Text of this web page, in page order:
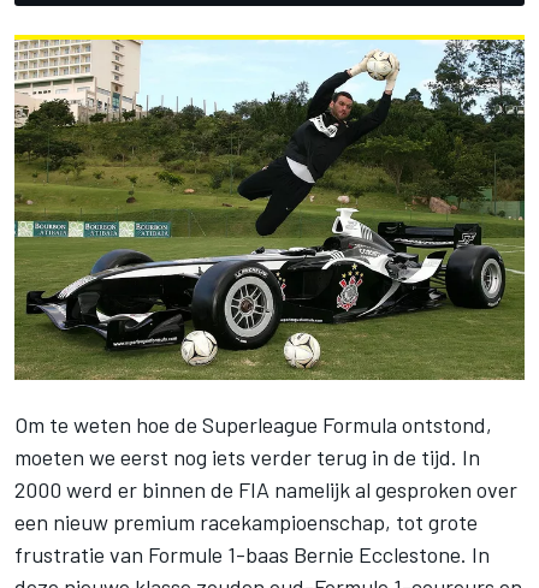
Om te weten hoe de Superleague Formula ontstond,
moeten we eerst nog iets verder terug in de tijd. In
2000 werd er binnen de FIA namelijk al gesproken over
een nieuw premium racekampioenschap, tot grote
frustratie van Formule 1-baas Bernie Ecclestone. In